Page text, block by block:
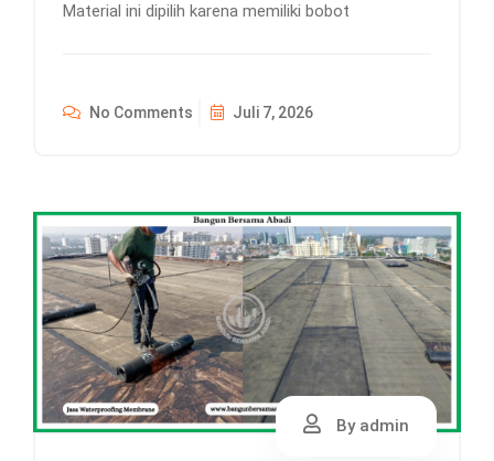
Material ini dipilih karena memiliki bobot
No Comments Juli 7, 2026
By admin